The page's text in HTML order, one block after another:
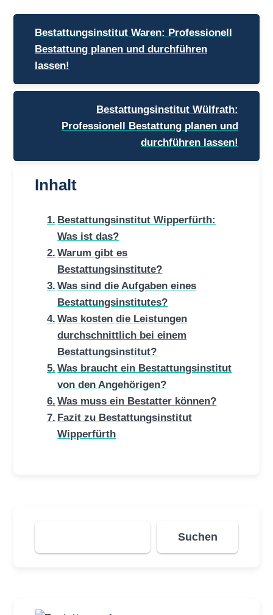
Beitragsnavigation
Bestattungsinstitut Waren: Professionell
Bestattung planen und durchführen
lassen!
Bestattungsinstitut Wülfrath:
Professionell Bestattung planen und
durchführen lassen!
Inhalt
Bestattungsinstitut Wipperfürth:
Was ist das?
Warum gibt es
Bestattungsinstitute?
Was sind die Aufgaben eines
Bestattungsinstitutes?
Was kosten die Leistungen
durchschnittlich bei einem
Bestattungsinstitut?
Was braucht ein Bestattungsinstitut
von den Angehörigen?
Was muss ein Bestatter können?
Fazit zu Bestattungsinstitut
Wipperfürth
Suchen
Suchen